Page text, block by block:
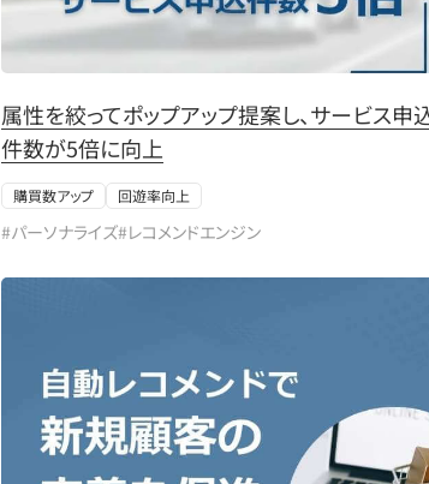
属性を絞ってポップアップ提案し、サービス申
件数が5倍に向上
購買数アップ 回遊率向上
#パーソナライズ#レコメンドエンジン